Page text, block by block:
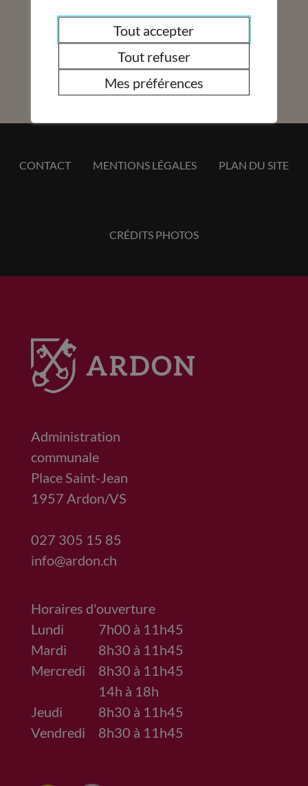
Tous nos événements
CONTACT MENTIONS LÉGALES PLAN DU SITE
CRÉDITS PHOTOS
Administration
communale
Place Saint-Jean
1957 Ardon/VS
027 305 15 85
info@ardon.ch
Horaires d'ouverture
Lundi
7h00 à 11h45
Mardi
8h30 à 11h45
Mercredi
8h30 à 11h45
14h à 18h
Jeudi
8h30 à 11h45
Vendredi
8h30 à 11h45
Tout accepter
Tout refuser
Mes préférences